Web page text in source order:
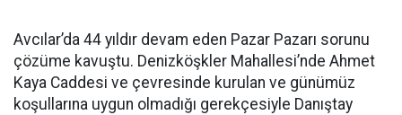
Avcılar’da 44 yıldır devam eden Pazar Pazarı sorunu
çözüme kavuştu. Denizköşkler Mahallesi’nde Ahmet
Kaya Caddesi ve çevresinde kurulan ve günümüz
koşullarına uygun olmadığı gerekçesiyle Danıştay